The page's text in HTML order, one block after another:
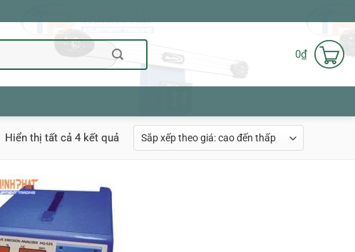
0₫
Hiển thị tất cả 4 kết quảĐã